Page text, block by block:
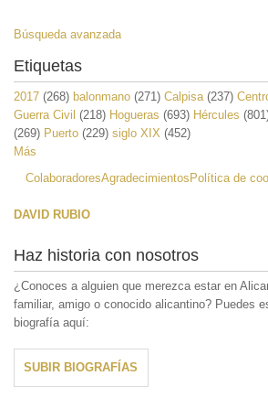
Búsqueda avanzada
Etiquetas
2017 (268) balonmano (271) Calpisa(237)
Guerra Civil (218) Hogueras (693) Hércules
(269) Puerto (229) siglo XIX (452)
Más
ColaboradoresAgradecimientosPolítica de
DAVID RUBIO
Haz historia con nosotros
¿Conoces a alguien que merezca estar en
familiar, amigo o conocido alicantino? Puedes
biografía aquí:
SUBIR BIOGRAFÍAS